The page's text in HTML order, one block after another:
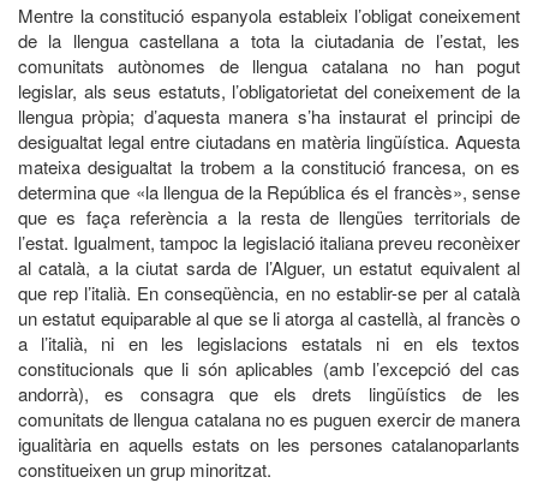
Mentre la constitució espanyola estableix l’obligat coneixement
de la llengua castellana a tota la ciutadania de l’estat, les
comunitats autònomes de llengua catalana no han pogut
legislar, als seus estatuts, l’obligatorietat del coneixement de la
llengua pròpia; d’aquesta manera s’ha instaurat el principi de
desigualtat legal entre ciutadans en matèria lingüística. Aquesta
mateixa desigualtat la trobem a la constitució francesa, on es
determina que «la llengua de la República és el francès», sense
que es faça referència a la resta de llengües territorials de
l’estat. Igualment, tampoc la legislació italiana preveu reconèixer
al català, a la ciutat sarda de l’Alguer, un estatut equivalent al
que rep l’italià. En conseqüència, en no establir-se per al català
un estatut equiparable al que se li atorga al castellà, al francès o
a l’italià, ni en les legislacions estatals ni en els textos
constitucionals que li són aplicables (amb l’excepció del cas
andorrà), es consagra que els drets lingüístics de les
comunitats de llengua catalana no es puguen exercir de manera
igualitària en aquells estats on les persones catalanoparlants
constitueixen un grup minoritzat.